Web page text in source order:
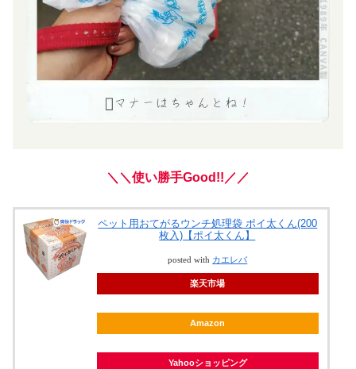
＼＼使い勝手Good!!／／
ペット用おてがるウンチ処理袋 ポイ太くん(200
枚入)【ポイ太くん】
posted with カエレバ
楽天市場
Amazon
Yahooショッピング